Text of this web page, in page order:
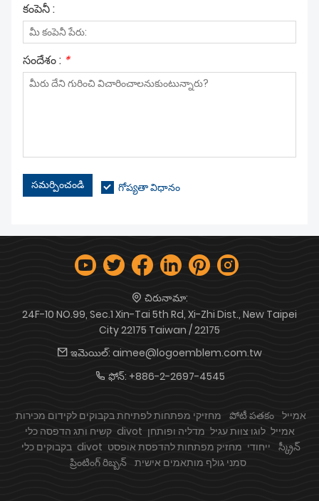
కంపెనీ :
సందేశం : *
సమర్పించండి గోప్యతా విధానం
చిరునామా:
24F-10 NO.99, Sec.1 Xin-Tai 5th Rd, Xi-Zhi Dist., New Taipei
City 22175 Taiwan / 22175
ఇమెయిల్: aimee@logoemblem.com.tw
ఫోన్: +886-2-2697-4545
מחזיקי מפתחות לפתיחת בקבוקים לקידום מכירות పోటీ పతకం אמייל
קשיח ותג הדפסה
כלי divot אמייל לוגו צוות עגיל מדליה ופותחן
בקבוקים
כלי divot ייחודי מחזיק מפתחות להדפסת אופסט
స్క్రీన్
ప్రింటింగ్ రిబ్బన్ סמני גולף מותאמים אישית